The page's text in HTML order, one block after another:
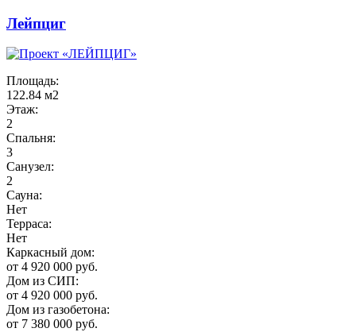
Лейпциг
Площадь:
122.84 м2
Этаж:
2
Спальня:
3
Санузел:
2
Сауна:
Нет
Терраса:
Нет
Каркасный дом:
от 4 920 000 руб.
Дом из СИП:
от 4 920 000 руб.
Дом из газобетона:
от 7 380 000 руб.